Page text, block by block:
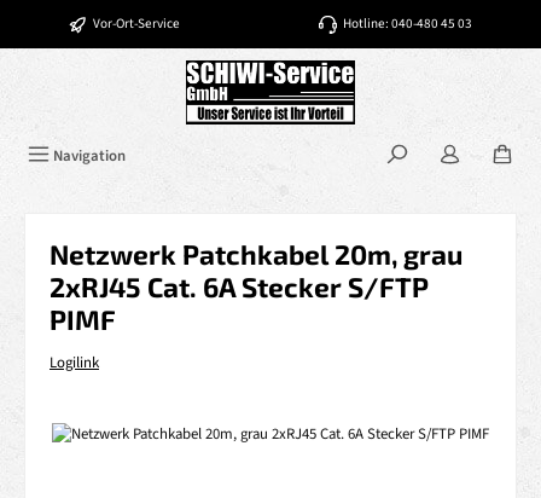
Zum Hauptinhalt springen
Vor-Ort-Service Hotline: 040-480 45 03
Navigation
Netzwerk Patchkabel 20m, grau
2xRJ45 Cat. 6A Stecker S/FTP
PIMF
Logilink
Bildergalerie überspringen